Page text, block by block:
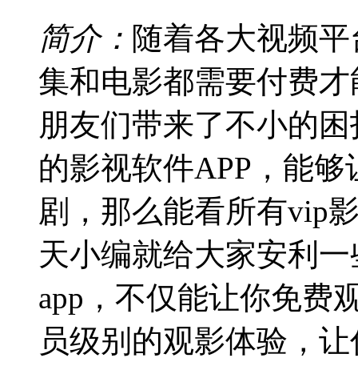
简介： 随着各大视频
集和电影都需要付费
朋友们带来了不小的
的影视软件APP，能
剧，那么能看所有vip
天小编就给大家安利
app，不仅能让你免费
员级别的观影体验，